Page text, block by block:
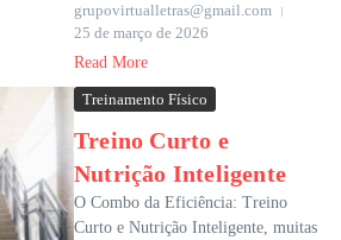
grupovirtualletras@gmail.com
25 de março de 2026
Read More
Treinamento Físico
Treino Curto e
Nutrição Inteligente
O Combo da Eficiência: Treino
Curto e Nutrição Inteligente, muitas